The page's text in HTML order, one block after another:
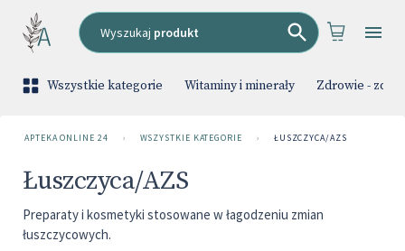
Wyszukaj produkt
Wszystkie kategorie Witaminy i minerały Zdrowie -
APTEKA ONLINE 24 › WSZYSTKIE KATEGORIE › ŁUSZCZYCA/AZS
Łuszczyca/AZS
Preparaty i kosmetyki stosowane w łagodzeniu zmian
łuszczycowych.